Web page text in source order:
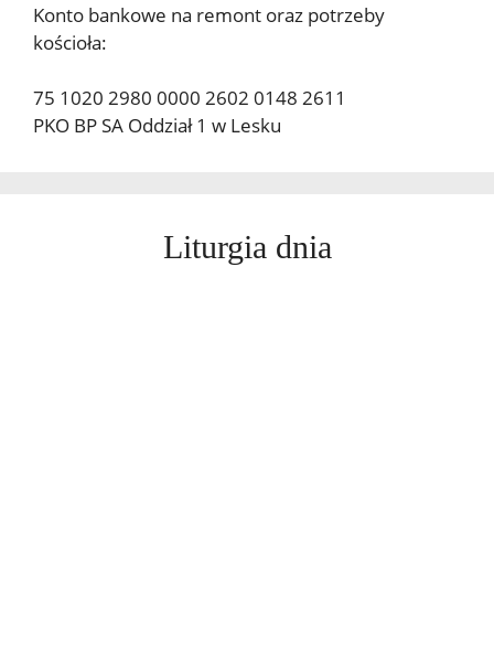
Konto bankowe na remont oraz potrzeby
kościoła:
75 1020 2980 0000 2602 0148 2611
PKO BP SA Oddział 1 w Lesku
Liturgia dnia